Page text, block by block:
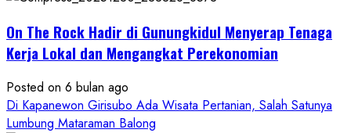
On The Rock Hadir di Gunungkidul Menyerap Tenaga
Kerja Lokal dan Mengangkat Perekonomian
Posted on 6 bulan ago
Di Kapanewon Girisubo Ada Wisata Pertanian, Salah Satunya
Lumbung Mataraman Balong